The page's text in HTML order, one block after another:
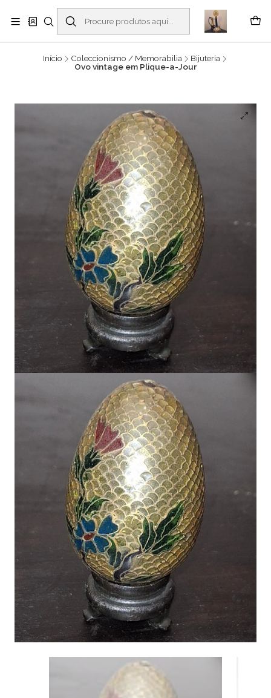
Buscantiguidades - Leilões. Colecionismo e antiguidades em Viana do
Castelo -
Ler mais
Início Coleccionismo / Memorabilia
Bijuteria
Ovo vintage em Plique-a-Jour